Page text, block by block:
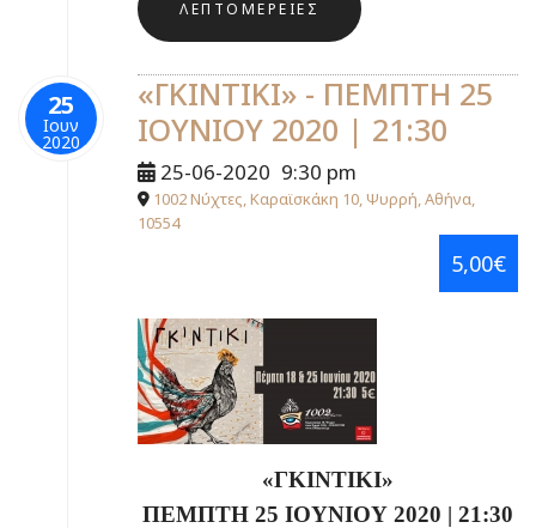
ΛΕΠΤΟΜΈΡΕΙΕΣ
25
Ιουν
2020
«ΓΚΙΝΤΙΚΙ» - ΠΕΜΠΤΗ 25
ΙΟΥΝΙΟΥ 2020 | 21:30
25-06-2020 9:30 pm
1002 Νύχτες, Καραϊσκάκη 10, Ψυρρή, Αθήνα,
10554
5,00€
«ΓΚΙΝΤΙΚΙ»
ΠΕΜΠΤΗ 25 ΙΟΥΝΙΟΥ 2020 | 21:30